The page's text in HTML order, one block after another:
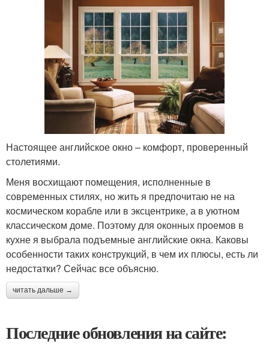
Настоящее английское окно – комфорт, проверенный
столетиями.
Меня восхищают помещения, исполненные в
современных стилях, но жить я предпочитаю не на
космическом корабле или в эксцентрике, а в уютном
классическом доме. Поэтому для оконных проемов в
кухне я выбрала подъемные английские окна. Каковы
особенности таких конструкций, в чем их плюсы, есть ли
недостатки? Сейчас все объясню.
читать дальше →
Последние обновления на сайте: